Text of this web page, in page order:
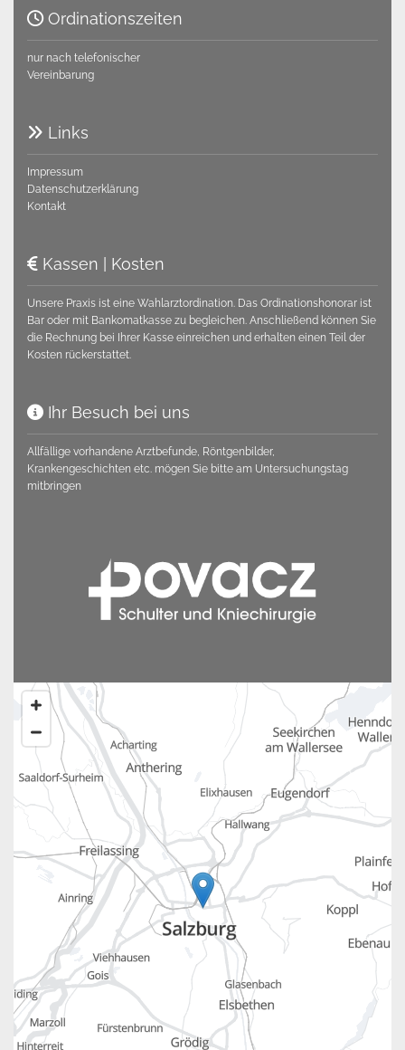
 Ordinationszeiten
nur nach telefonischer
Vereinbarung
 Links
Impressum
Datenschutzerklärung
Kontakt
 Kassen | Kosten
Unsere Praxis ist eine Wahlarztordination. Das Ordinationshonorar ist
Bar oder mit Bankomatkasse zu begleichen. Anschließend können Sie
die Rechnung bei Ihrer Kasse einreichen und erhalten einen Teil der
Kosten rückerstattet.
 Ihr Besuch bei uns
Allfällige vorhandene Arztbefunde, Röntgenbilder,
Krankengeschichten etc. mögen Sie bitte am Untersuchungstag
mitbringen